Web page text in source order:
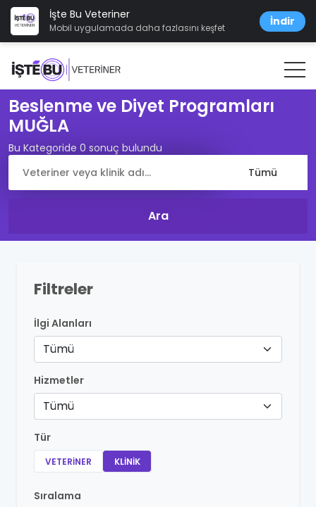
İşte Bu Veteriner
Mobil uygulamada daha fazlasını keşfet İndir
Beslenme ve Diyet Programları
MUĞLA
Bu Kategoride 0 sonuç bulundu
Filtreler
İlgi Alanları
Tümü
Hizmetler
Tümü
Tür
VETERINER KLINIK
Sıralama